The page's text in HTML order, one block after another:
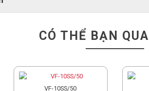
CÓ THỂ BẠN
VF-10SS/50